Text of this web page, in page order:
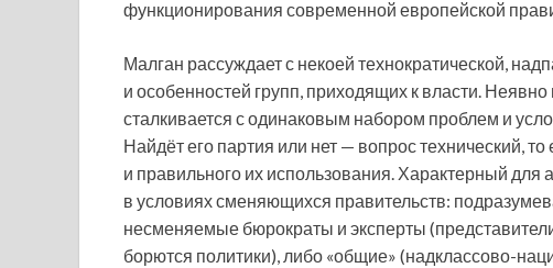
функционирования современной европейской
Малган рассуждает с некоей технократической,
и особенностей групп, приходящих к власти.
сталкивается с одинаковым набором проблем и
Найдёт его партия или нет — вопрос технический,
и правильного их использования. Характерный для
в условиях сменяющихся правительств:
несменяемые бюрократы и эксперты
борются политики), либо «общие» (надклассово-